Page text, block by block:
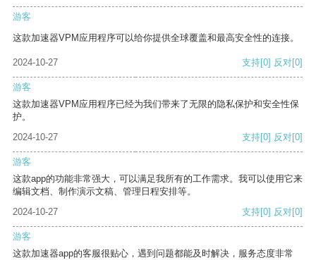
游客
这款加速器VPM应用程序可以给你提供全球覆盖和最高安全性的连接。
2024-10-27 支持[0] 反对[0]
游客
这款加速器VPM应用程序已经为我们带来了无限的隐私保护和安全性保
护。
2024-10-27
支持[0] 反对[0]
游客
这款app的功能非常强大，可以满足我所有的工作需求。我可以使用它来
编辑文档、制作演示文稿、管理日程安排等。
2024-10-27
支持[0] 反对[0]
游客
这款加速器app的客服很贴心，遇到问题都能及时解决，服务态度非常